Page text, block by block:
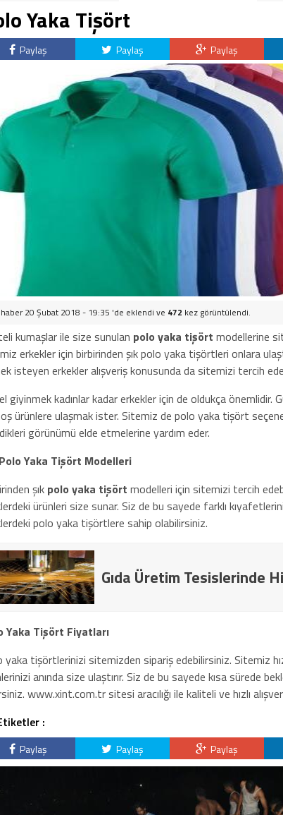
Yaka Tişört
Paylaş Paylaş Paylaş
20 Şubat 2018 - 19:35 'de eklendi ve 472 kez görüntülendi.
kumaşlar ile size sunulan polo yaka tişört modellerine
erkekler için birbirinden şık polo yaka tişörtleri onlara
isteyen erkekler alışveriş konusunda da sitemizi tercih
giyinmek kadınlar kadar erkekler için de oldukça önemlidir.
ürünlere ulaşmak ister. Sitemiz de polo yaka tişört
görünümü elde etmelerine yardım eder.
Yaka Tişört Modelleri
şık polo yaka tişört modelleri için sitemizi tercih
ürünleri size sunar. Siz de bu sayede farklı
polo yaka tişörtlere sahip olabilirsiniz.
Gıda Üretim Tesislerinde
Yaka Tişört Fiyatları
yaka tişörtlerinizi sitemizden sipariş edebilirsiniz. Sitemiz
anında size ulaştırır. Siz de bu sayede kısa sürede
www.xint.com.tr sitesi aracılığı ile kaliteli ve hızlı
:
Paylaş Paylaş Paylaş